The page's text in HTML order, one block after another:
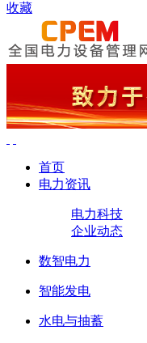
收藏
首页
电力资讯
电力科技
企业动态
数智电力
智能发电
水电与抽蓄